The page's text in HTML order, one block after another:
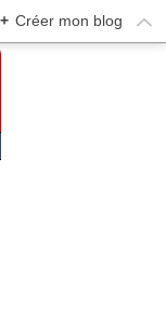
+ Créer mon blog